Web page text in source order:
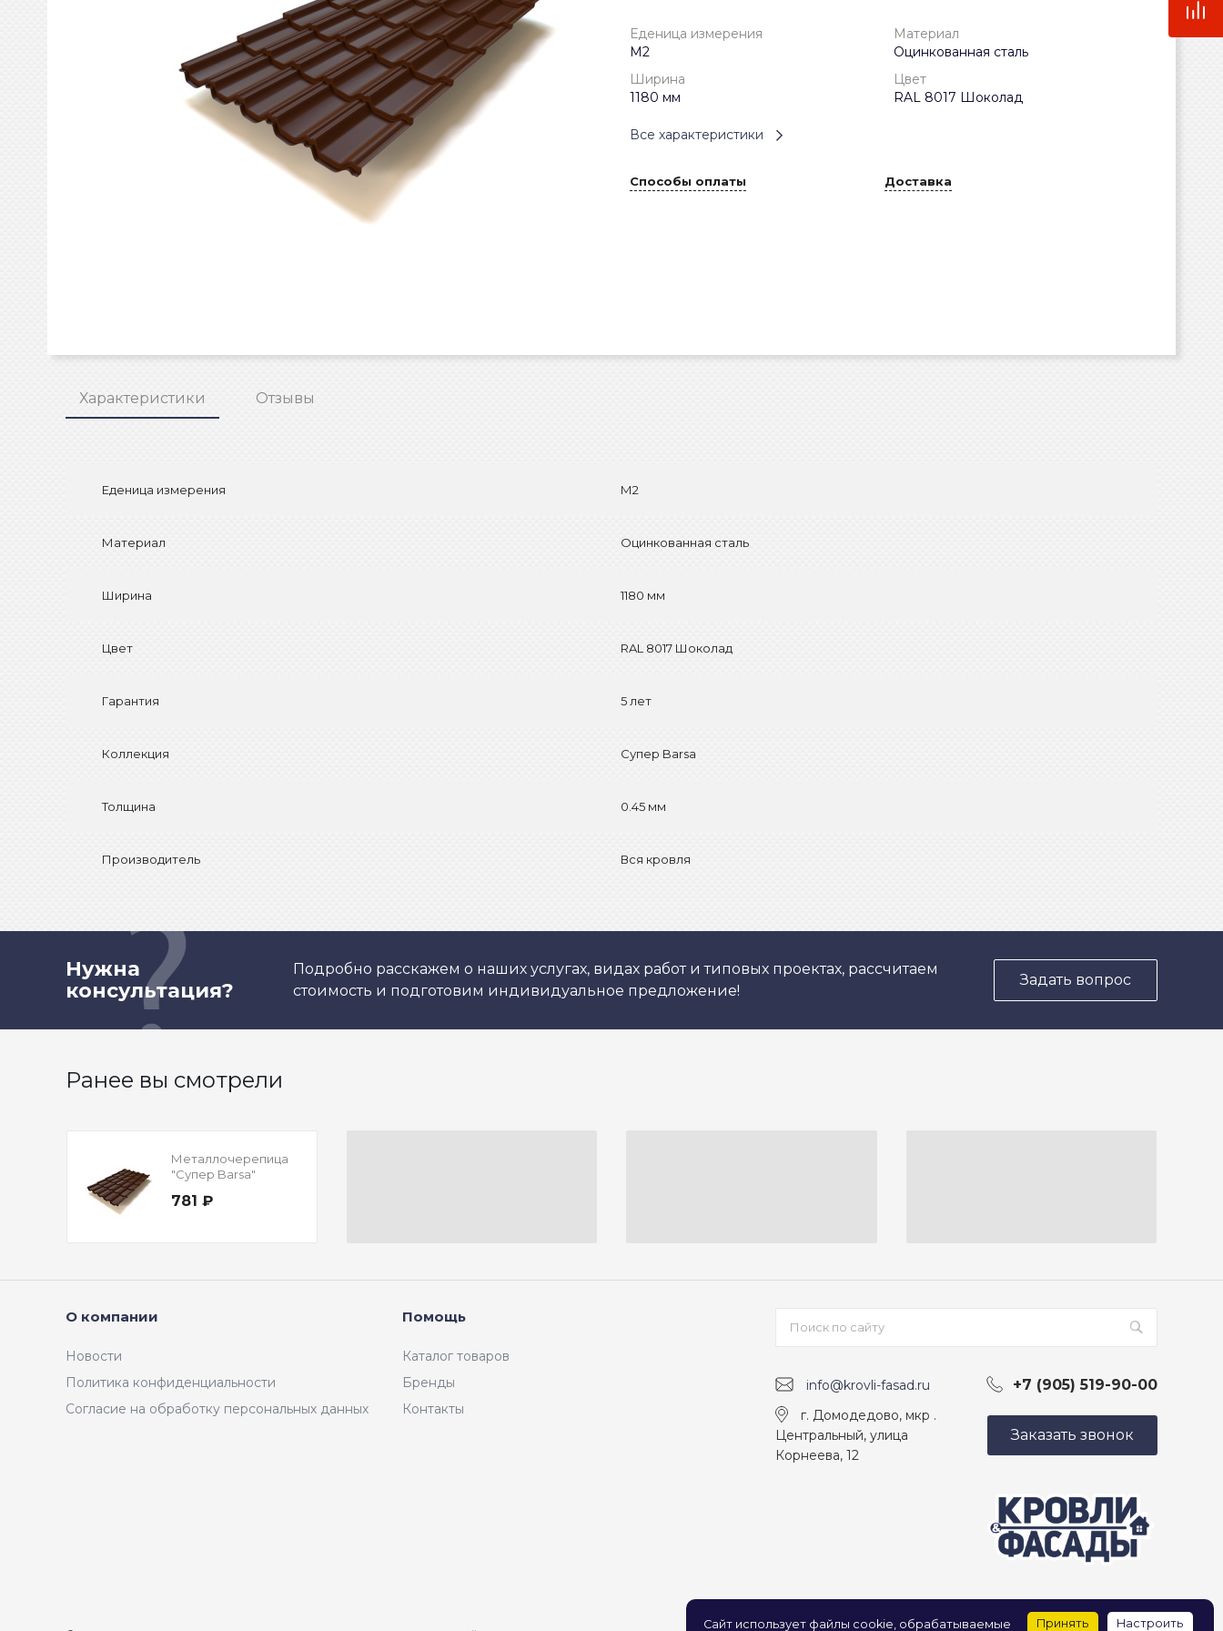
Еденица измерения
М2
Материал
Оцинкованная сталь
Ширина
1180 мм
Цвет
RAL 8017 Шоколад
Все характеристики
Способы оплаты Доставка
Характеристики Отзывы
Еденица измерения М2
Материал Оцинкованная сталь
Ширина 1180 мм
Цвет RAL 8017 Шоколад
Гарантия 5 лет
Коллекция Супер Barsa
Толщина 0.45 мм
Производитель Вся кровля
Нужна
консультация?
Подробно расскажем о наших услугах, видах работ и типовых проектах, рассчитаем
стоимость и подготовим индивидуальное предложение!
Задать вопрос
Ранее вы смотрели
Металлочерепица
"Супер Barsa"
Шоколад 0,45 мм
781 ₽
О компании
Новости
Политика конфиденциальности
Согласие на обработку персональных данных
Помощь
Каталог товаров
Бренды
Контакты
info@krovli-fasad.ru +7 (905) 519-90-00
г. Домодедово, мкр .
Центральный, улица
Корнеева, 12
Заказать звонок
Сайт использует файлы cookie, обрабатываемые Принять Настроить